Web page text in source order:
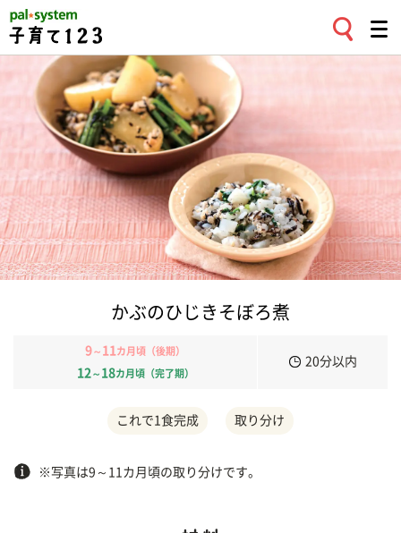
かぶのひじきそぼろ煮
9～ 11 カ月頃（後期）
12 ～ 18カ月頃（完了期）
20分以内
これで1食完成 取り分け
※写真は9～11カ月頃の取り分けです。